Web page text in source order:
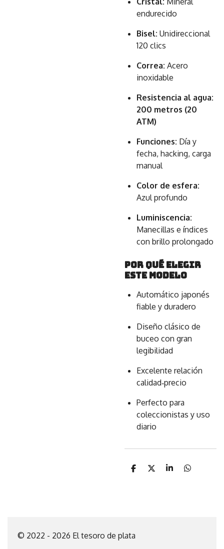
endurecido
Bisel: Unidireccional
120 clics
Correa: Acero
inoxidable
Resistencia al agua:
200 metros (20
ATM)
Funciones: Día y
fecha, hacking, carga
manual
Color de esfera:
Azul profundo
Luminiscencia:
Manecillas e índices
con brillo prolongado
Por qué elegir
este modelo
Automático japonés
fiable y duradero
Diseño clásico de
buceo con gran
legibilidad
Excelente relación
calidad‑precio
Perfecto para
coleccionistas y uso
diario
C
r
C
C
C
© 2022 - 2026 El tesoro de plata